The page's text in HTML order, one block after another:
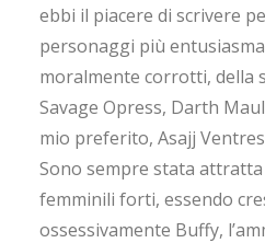
ebbi il piacere di scrivere
personaggi più
moralmente corrotti, della
Savage Opress, Darth
mio preferito, Asajj
Sono sempre stata
femminili forti, essendo
ossessivamente Buffy,